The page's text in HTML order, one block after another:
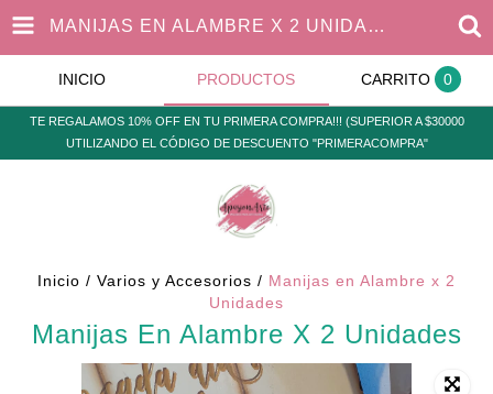
MANIJAS EN ALAMBRE X 2 UNIDADES
INICIO PRODUCTOS CARRITO 0
TE REGALAMOS 10% OFF EN TU PRIMERA COMPRA!!! (SUPERIOR A $30000
UTILIZANDO EL CÓDIGO DE DESCUENTO "PRIMERACOMPRA"
Inicio / Varios y Accesorios / Manijas en Alambre x 2
Unidades
Manijas En Alambre X 2 Unidades